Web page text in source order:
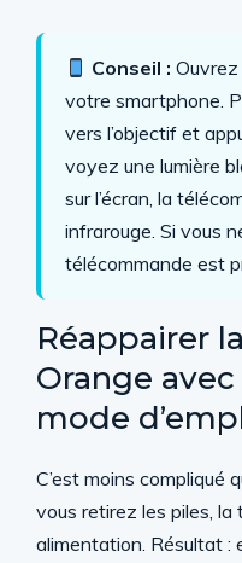
Conseil : Ouvrez
votre smartphone.
vers l’objectif et
voyez une lumière
sur l’écran, la
infrarouge. Si vous
télécommande est
Réappairer
Orange
mode
C’est moins compliqué
vous retirez les piles,
alimentation. Résultat :